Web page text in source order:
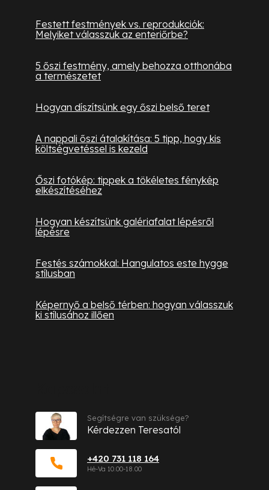
Festett festmények vs. reprodukciók:
Melyiket válasszuk az enteriőrbe?
5 őszi festmény, amely behozza otthonába
a természetet
Hogyan díszítsünk egy őszi belső teret
A nappali őszi átalakítása: 5 tipp, hogy kis
költségvetéssel is kezeld
Őszi fotókép: tippek a tökéletes fénykép
elkészítéséhez
Hogyan készítsünk galériafalat lépésről
lépésre
Festés számokkal: Hangulatos este hygge
stílusban
Képernyő a belső térben: hogyan válasszuk
ki stílusához illően
+420 731 118 164
Segítségre van szüksége?
Kérdezzen Teresatól